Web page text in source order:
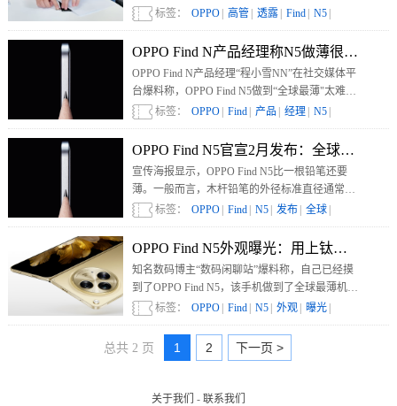
一元硬币的厚度相当。目前，一枚一元硬币的厚
度大约为2毫米。也就是说，OPPO Find N5的展
开厚度约为4毫米左右。
标签： OPPO 高管 透露 Find N5
OPPO Find N产品经理称N5做薄很难：经
OPPO Find N产品经理“程小雪NN”在社交媒体平
台爆料称，OPPO Find N5做到“全球最薄"太难
了，对每一个模块都是挑战，每一个模块都遇到
了瓶颈，所以去年上半年隔三岔五就要开新器
件，都是行业“第一次”。
标签： OPPO Find 产品 经理 N5
OPPO Find N5官宣2月发布：全球最薄折
宣传海报显示，OPPO Find N5比一根铅笔还要
薄。一般而言，木杆铅笔的外径标准直径通常在
7.5至8.5毫米之间。这也意味着，OPPO Find N5
展开后的厚度低于7.5至8.5毫米。
标签： OPPO Find N5 发布 全球
OPPO Find N5外观曝光：用上钛材质，厚
知名数码博主“数码闲聊站”爆料称，自己已经摸
到了OPPO Find N5，该手机做到了全球最薄机
身，并且用上了钛材质。
标签： OPPO Find N5 外观 曝光
总共 2 页 1 2 下一页 >
关于我们 - 联系我们